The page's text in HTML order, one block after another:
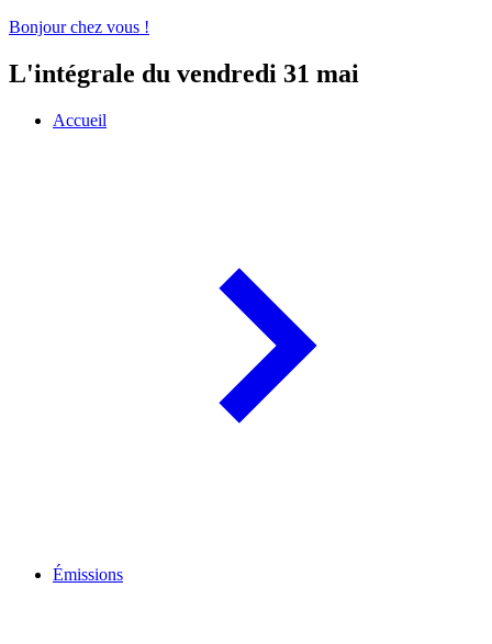
Bonjour chez vous !
L'intégrale du vendredi 31 mai
Accueil
Émissions